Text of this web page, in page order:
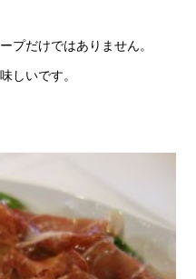
プだけではありません。
しいです。